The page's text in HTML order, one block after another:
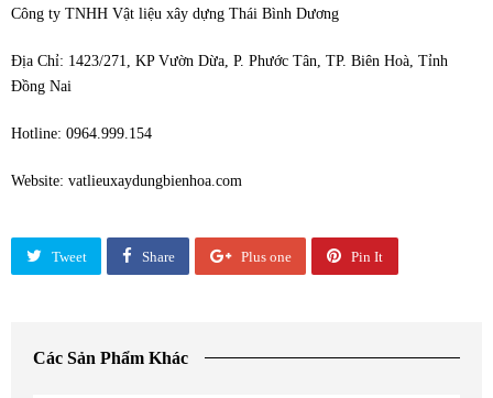
Công ty TNHH Vật liệu xây dựng Thái Bình Dương
Địa Chỉ: 1423/271, KP Vườn Dừa, P. Phước Tân, TP. Biên Hoà, Tỉnh
Đồng Nai
Hotline: 0964.999.154
Website: vatlieuxaydungbienhoa.com
Tweet Share Plus one Pin It
Các Sản Phẩm Khác